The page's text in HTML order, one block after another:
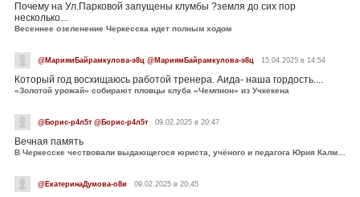
Почему на Ул.Парковой запущены клумбы ?земля до сих пор
несколько...
Весеннее озеленение Черкесска идет полным ходом
@МариямБайрамкулова-э8ц @МариямБайрамкулова-э8ц 15.04.2025 в 14:54
Который год восхищаюсь работой тренера. Аида- наша гордость....
«Золотой урожай» собирают пловцы клуба «Чемпион» из Учкекена
@Борис-р4л5т @Борис-р4л5т 09.02.2025 в 20:47
Вечная память
В Черкесске чествовали выдающегося юриста, учёного и педагога Юрия Калмыкова
@ЕкатеринаДумова-о8и 09.02.2025 в 20:45